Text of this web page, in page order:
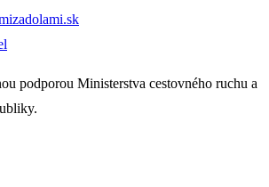
podporou Ministerstva cestovného ruchu a